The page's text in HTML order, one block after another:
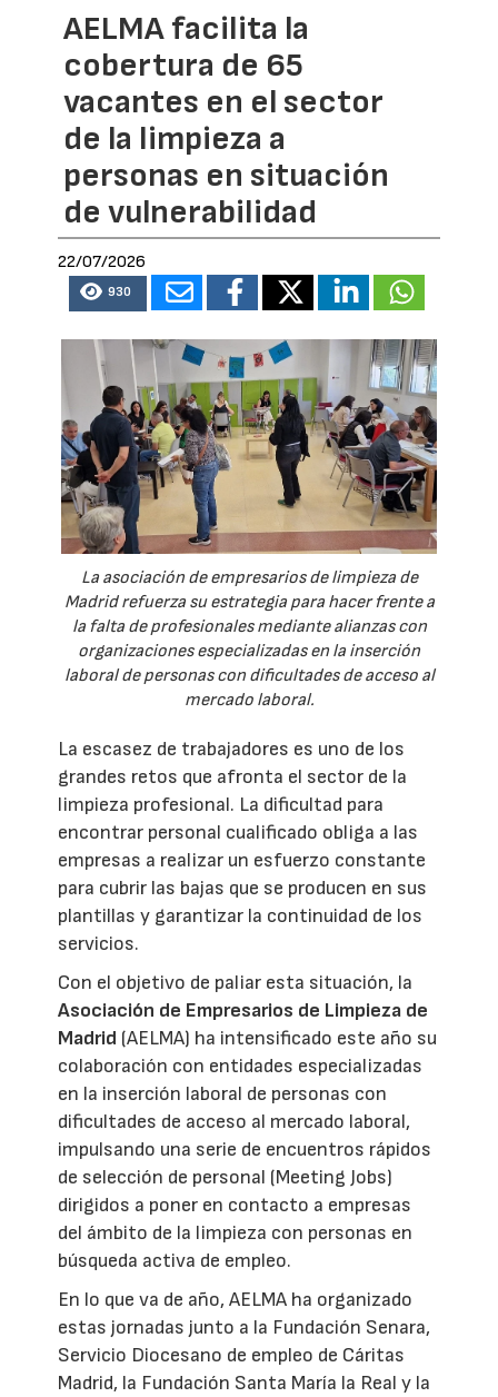
AELMA facilita la
cobertura de 65
vacantes en el sector
de la limpieza a
personas en situación
de vulnerabilidad
22/07/2026
930
La asociación de empresarios de limpieza de
Madrid refuerza su estrategia para hacer frente a
la falta de profesionales mediante alianzas con
organizaciones especializadas en la inserción
laboral de personas con dificultades de acceso al
mercado laboral.
La escasez de trabajadores es uno de los
grandes retos que afronta el sector de la
limpieza profesional. La dificultad para
encontrar personal cualificado obliga a las
empresas a realizar un esfuerzo constante
para cubrir las bajas que se producen en sus
plantillas y garantizar la continuidad de los
servicios.
Con el objetivo de paliar esta situación, la
Asociación de Empresarios de Limpieza de
Madrid (AELMA) ha intensificado este año su
colaboración con entidades especializadas
en la inserción laboral de personas con
dificultades de acceso al mercado laboral,
impulsando una serie de encuentros rápidos
de selección de personal (Meeting Jobs)
dirigidos a poner en contacto a empresas
del ámbito de la limpieza con personas en
búsqueda activa de empleo.
En lo que va de año, AELMA ha organizado
estas jornadas junto a la Fundación Senara,
Servicio Diocesano de empleo de Cáritas
Madrid, la Fundación Santa María la Real y la